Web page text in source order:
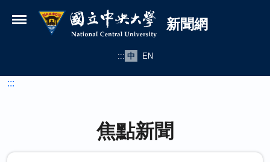
國立中央大學新聞網
新聞網
::: 中 EN
:::
焦點新聞